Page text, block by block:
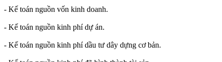
- Kế toán nguồn vốn kinh doanh.
- Kế toán nguồn kinh phí dự án.
- Kế toán nguồn kinh phí dầu tư dây dựng cơ bản.